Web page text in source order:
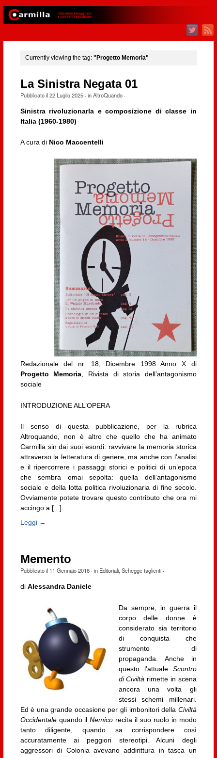
Currently viewing the tag: "Progetto Memoria"
La Sinistra Negata 01
Pubblicato il22 Luglio 2025· inAltroQuando·
Sinistra rivoluzionarla e composizione di classe in
Italia (1960-1980)
A cura di Nico Maccentelli
Redazionale del nr. 18, Dicembre 1998 Anno X di
Progetto Memoria, Rivista di storia dell’antagonismo
sociale
INTRODUZIONE ALL’OPERA
Il senso di questa pubblicazione, per la rubrica
Altroquando, non è altro che quello che ha animato
Carmilla sin dai suoi esordi: ravvivare la memoria storica
attraverso la letteratura di genere, ma anche con l’analisi
e il ripercorrere i passaggi storici e politici di un’epoca
che sembra omai sepolta: quella dell’antagonismo
sociale e della lotta politica rivoluzionaria di fine secolo.
Ovviamente potete trovare questo contributo che ora mi
accingo a [...]
Leggi →
Memento
Pubblicato il 11 Gennaio 2016· in Editoriali, Schegge taglienti·
di Alessandra Daniele
Da sempre, in guerra il
corpo delle donne è
considerato sia territorio
di conquista che
strumento di
propaganda. Anche in
questo l’attuale Scontro
di Civiltà rimette in scena
ancora una volta gli
stessi schemi millenari.
Ed è una grande occasione per gli imbonitori della Civiltà
Occidentalequando ilNemico recita il suo ruolo in modo
tanto diligente, quando sa corrispondere così
accuratamente ai peggiori stereotipi. Alcuni degli
aggressori di Colonia avevano addirittura in tasca un